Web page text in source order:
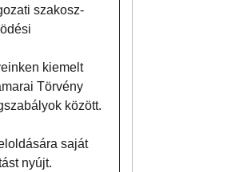
szakosz-
kiemelt
Törvény
között.
saját
nyújt.